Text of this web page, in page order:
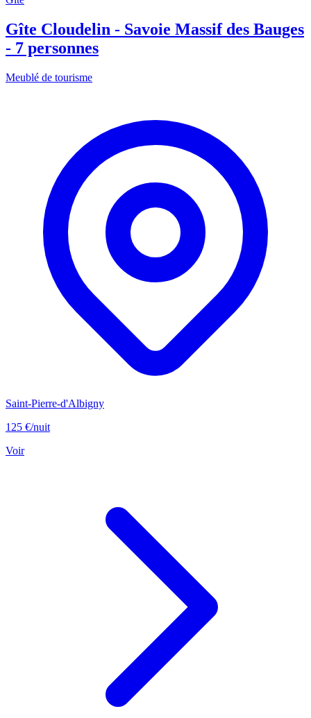
Gîte Cloudelin - Savoie Massif des Bauges
- 7 personnes
Meublé de tourisme
Saint-Pierre-d'Albigny
125 €/nuit
Voir